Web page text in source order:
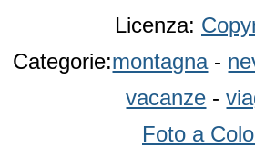
Licenza:
Categorie:montagna-
vacanze -
Foto a